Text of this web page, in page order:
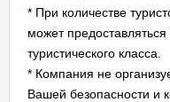
* При количестве
может
туристического класса.
* Компания не
Вашей безопасности и